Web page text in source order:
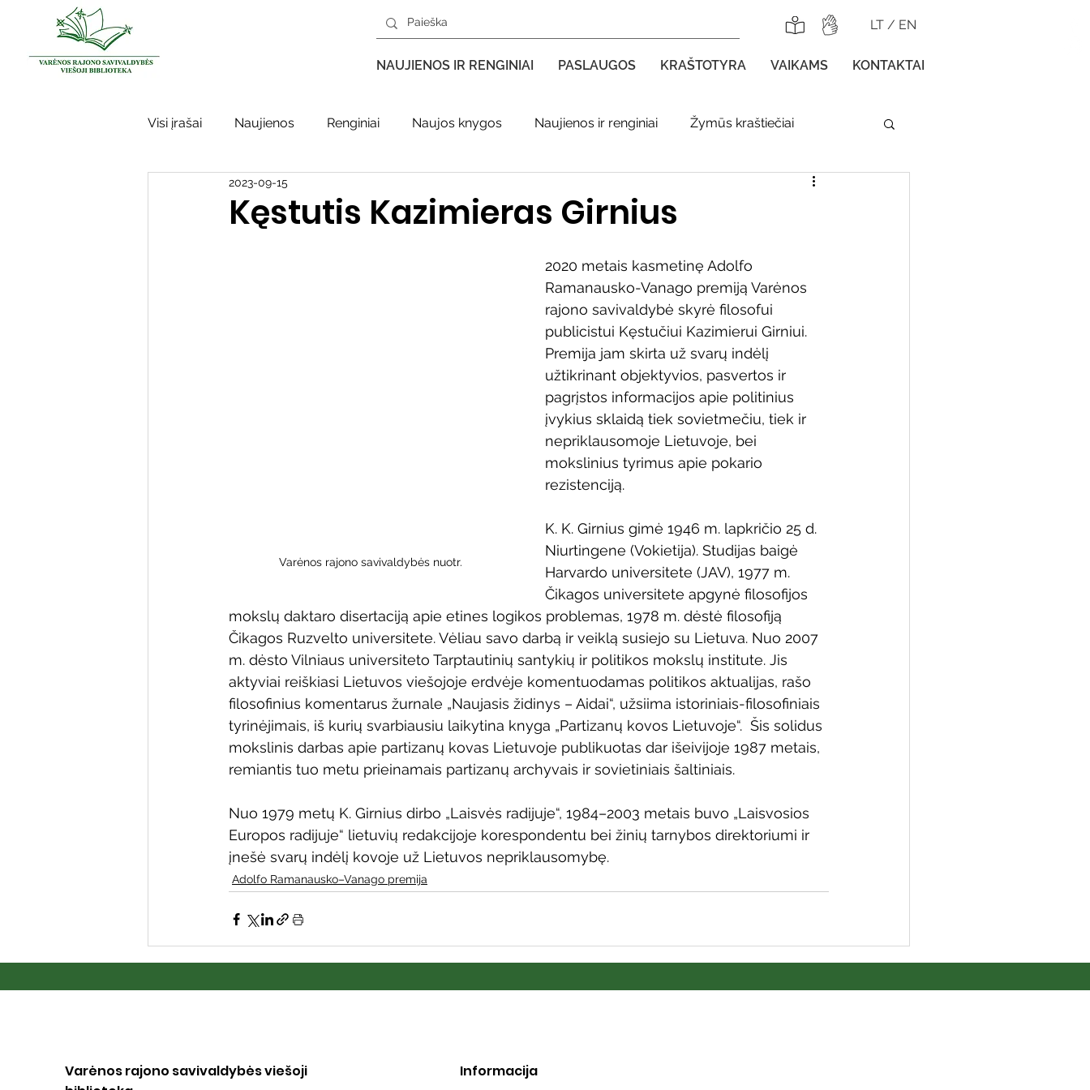
LT / EN
NAUJIENOS IR RENGINIAI PASLAUGOS KRAŠTOTYRA VAIKAMS KONTAKTAI
Visi įrašai Naujienos Renginiai Naujos knygos Naujienos ir renginiai Žymūs kraštiečiai
Kraštotyros darbai Kilnojamos parodos
Literatų klubo veikla Naujos knygos vaikams
Kaimo bibliotekų renginiai
Žymios datos Mobilioji biblioteka
Kęstutis Kazimieras Girnius
2023-09-15
Varėnos rajono savivaldybės nuotr.
2020 metais kasmetinę Adolfo
Ramanausko-Vanago premiją Varėnos
rajono savivaldybė skyrė filosofui
publicistui Kęstučiui Kazimierui Girniui.
Premija jam skirta už svarų indėlį
užtikrinant objektyvios, pasvertos ir
pagrįstos informacijos apie politinius
įvykius sklaidą tiek sovietmečiu, tiek ir
nepriklausomoje Lietuvoje, bei
mokslinius tyrimus apie pokario
rezistenciją.
K. K. Girnius gimė 1946 m. lapkričio 25 d.
Niurtingene (Vokietija). Studijas baigė
Harvardo universitete (JAV), 1977 m.
Čikagos universitete apgynė filosofijos
mokslų daktaro disertaciją apie etines logikos problemas, 1978 m. dėstė filosofiją
Čikagos Ruzvelto universitete. Vėliau savo darbą ir veiklą susiejo su Lietuva. Nuo 2007
m. dėsto Vilniaus universiteto Tarptautinių santykių ir politikos mokslų institute. Jis
aktyviai reiškiasi Lietuvos viešojoje erdvėje komentuodamas politikos aktualijas, rašo
filosofinius komentarus žurnale „Naujasis židinys – Aidai“, užsiima istoriniais-filosofiniais
tyrinėjimais, iš kurių svarbiausiu laikytina knyga „Partizanų kovos Lietuvoje“.  Šis solidus
mokslinis darbas apie partizanų kovas Lietuvoje publikuotas dar išeivijoje 1987 metais,
remiantis tuo metu prieinamais partizanų archyvais ir sovietiniais šaltiniais.
Nuo 1979 metų K. Girnius dirbo „Laisvės radijuje“, 1984–2003 metais buvo „Laisvosios
Europos radijuje“ lietuvių redakcijoje korespondentu bei žinių tarnybos direktoriumi ir
įnešė svarų indėlį kovoje už Lietuvos nepriklausomybę.
Adolfo Ramanausko–Vanago premija
Varėnos rajono savivaldybės viešoji
Informacija